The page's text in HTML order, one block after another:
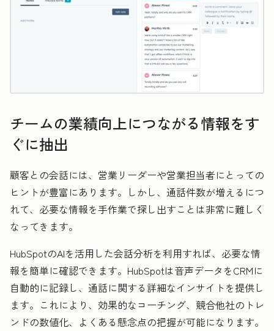
チームの業績向上につながる情報をす
ぐに抽出
顧客との会話には、営業リーダーや営業担当者にとっての
ヒントが豊富にあります。しかし、通話件数が増えるにつ
れて、必要な情報を手作業で探し出すことは非常に難しく
なってきます。
HubSpotのAIを活用した会話分析を利用すれば、必要な情
報を簡単に確認できます。HubSpotは音声データをCRMに
自動的に記録し、通話に関する詳細なインサイトを提供し
ます。これにより、効果的なコーチング、競合他社のトレ
ンドの数値化、よくある懸念点の把握が可能になります。